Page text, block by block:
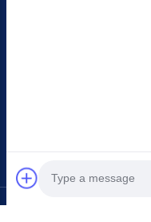
Ltd.. All Rights Reserved.